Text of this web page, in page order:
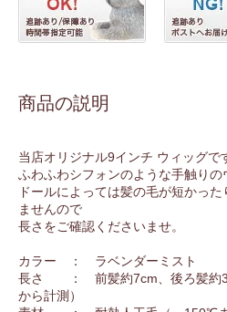
商品の説明
当店オリジナル9インチ ウィッグで
ふわふわシフォンのような手触りの
ドールによっては髪の毛が短かっ
ませんので
長さをご確認くださいませ。
カラー ： ラベンダーミスト
長さ ： 前髪約7cm、後ろ髪約
から計測）